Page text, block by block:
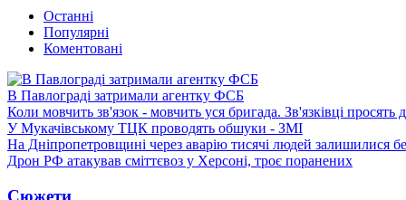
Останні
Популярні
Коментовані
В Павлограді затримали агентку ФСБ
Коли мовчить зв'язок - мовчить уся бригада. Зв'язківці просять
У Мукачівському ТЦК проводять обшуки - ЗМІ
На Дніпропетровщині через аварію тисячі людей залишилися
Дрон РФ атакував сміттєвоз у Херсоні, троє поранених
Сюжети